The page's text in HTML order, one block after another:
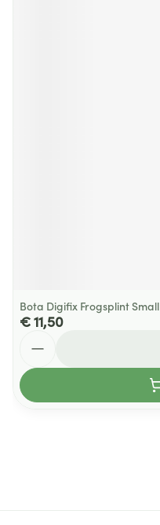
Bota Digifix Frogsplint Small
€ 11,50